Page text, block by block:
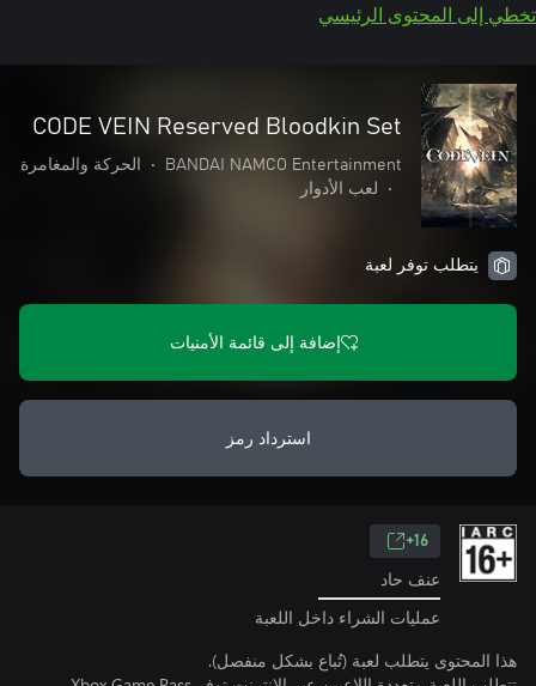
تخطي إلى المحتوى الرئيسي
CODE VEIN Reserved Bloodkin Set
BANDAI NAMCO Entertainment
•
الحركة والمغامرة
•
لعب الأدوار
يتطلب توفر لعبة
إضافة إلى قائمة الأمنيات
استرداد رمز
16+
عنف حاد
عمليات الشراء داخل اللعبة
هذا المحتوى يتطلب لعبة (تُباع بشكل منفصل).